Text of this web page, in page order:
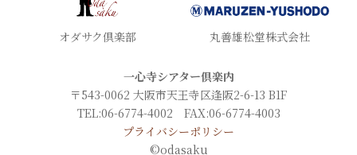
オダサク倶楽部 丸善雄松堂株式会社
一心寺シアター倶楽内
〒543-0062 大阪市天王寺区逢阪2-6-13 B1F
TEL:06-6774-4002 FAX:06-6774-4003
プライバシーポリシー
©odasaku